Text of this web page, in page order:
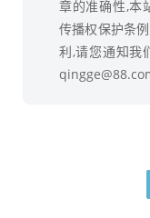
章的准确性,本
传播权保护条
利,请您通知我